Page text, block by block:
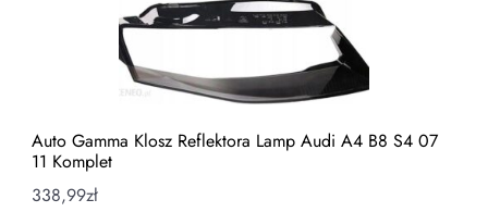
Auto Gamma Klosz Reflektora Lamp Audi A4 B8 S4 07
11 Komplet
338,99zł